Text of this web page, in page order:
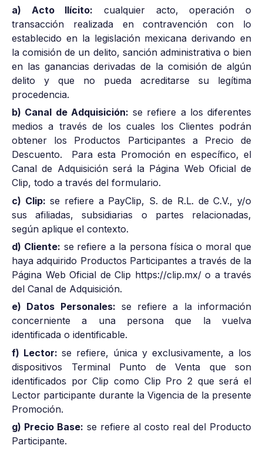
a) Acto Ilícito: cualquier acto, operación o
transacción realizada en contravención con lo
establecido en la legislación mexicana derivando en
la comisión de un delito, sanción administrativa o bien
en las ganancias derivadas de la comisión de algún
delito y que no pueda acreditarse su legítima
procedencia.
b) Canal de Adquisición: se refiere a los diferentes
medios a través de los cuales los Clientes podrán
obtener los Productos Participantes a Precio de
Descuento. Para esta Promoción en específico, el
Canal de Adquisición será la Página Web Oficial de
Clip, todo a través del formulario.
c) Clip: se refiere a PayClip, S. de R.L. de C.V., y/o
sus afiliadas, subsidiarias o partes relacionadas,
según aplique el contexto.
d) Cliente: se refiere a la persona física o moral que
haya adquirido Productos Participantes a través de la
Página Web Oficial de Clip https://clip.mx/ o a través
del Canal de Adquisición.
e) Datos Personales: se refiere a la información
concerniente a una persona que la vuelva
identificada o identificable.
f) Lector: se refiere, única y exclusivamente, a los
dispositivos Terminal Punto de Venta que son
identificados por Clip como Clip Pro 2 que será el
Lector participante durante la Vigencia de la presente
Promoción.
g) Precio Base: se refiere al costo real del Producto
Participante.